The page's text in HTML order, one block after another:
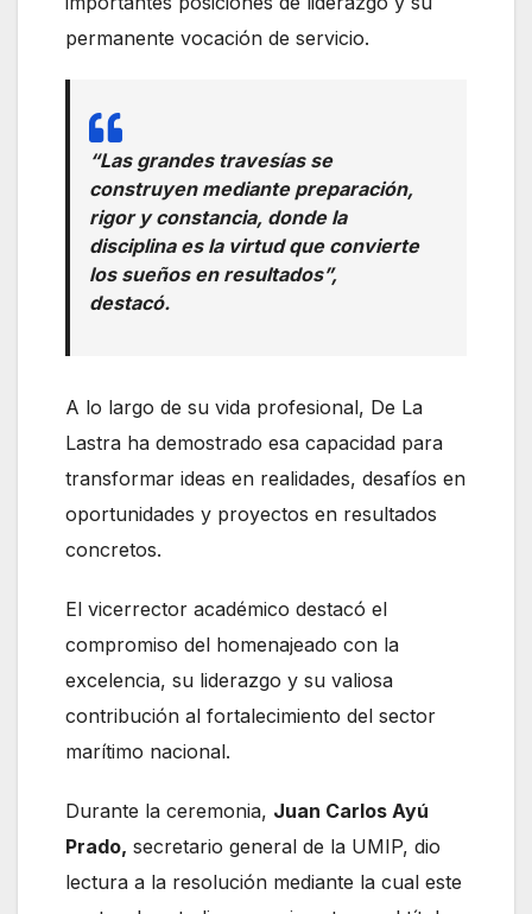
permanente vocación de servicio.
“Las grandes travesías se
construyen mediante preparación,
rigor y constancia, donde la
disciplina es la virtud que convierte
los sueños en resultados”,
destacó.
A lo largo de su vida profesional, De La
Lastra ha demostrado esa capacidad para
transformar ideas en realidades, desafíos en
oportunidades y proyectos en resultados
concretos.
El vicerrector académico destacó el
compromiso del homenajeado con la
excelencia, su liderazgo y su valiosa
contribución al fortalecimiento del sector
marítimo nacional.
Durante la ceremonia, Juan Carlos Ayú
Prado, secretario general de la UMIP, dio
lectura a la resolución mediante la cual este